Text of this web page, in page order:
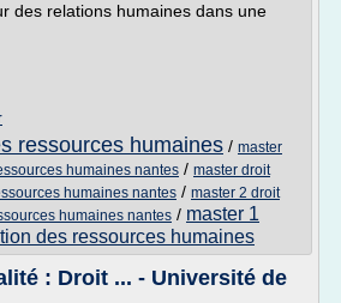
des relations humaines dans une
ressources humaines / master
humaines nantes / master droit
humaines nantes / master 2 droit
humaines nantes / master 1
des ressources humaines
: Droit ... - Université de